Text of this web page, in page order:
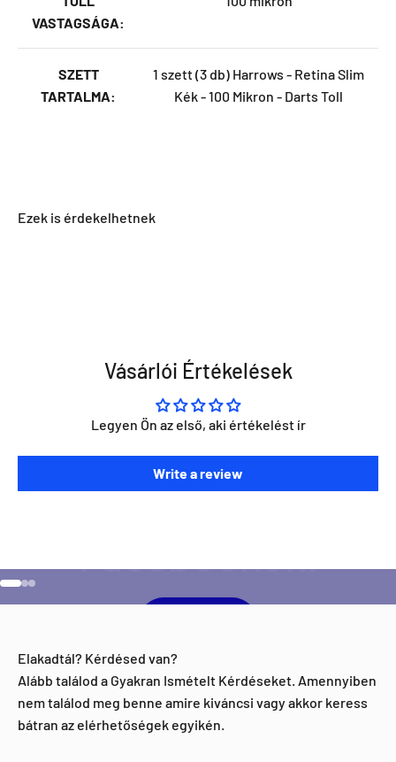
VASTAGSÁGA:
SZETT
TARTALMA:
1 szett (3 db) Harrows - Retina Slim
Kék - 100 Mikron - Darts Toll
Vásárlói Értékelések
Legyen Ön az első, aki értékelést ír
Write a review
Szeretnéd ha napra kész lennél minden Direct Darts
aktivitással kapcsolatban?
Elakadtál? Kérdésed van?
Alább találod a Gyakran Ismételt Kérdéseket. Amennyiben
nem találod meg benne amire kiváncsi vagy akkor keress
bátran az elérhetőségek egyikén.